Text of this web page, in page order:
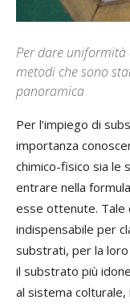
Per dare uniformità
metodi che sono
panoramica
Per l’impiego di
importanza
chimico-fisico sia le
entrare nella
esse ottenute. Tale
indispensabile per
substrati, per la
il substrato più
al sistema